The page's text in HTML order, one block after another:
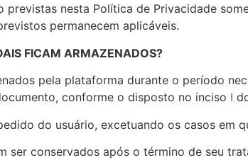
nesta Política de Privacidade
permanecem aplicáveis.
FICAM ARMAZENADOS?
pela plataforma durante o período
conforme o disposto no inciso I
do usuário, excetuando os casos em
ser conservados após o término de seu